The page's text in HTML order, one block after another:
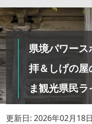
県境パワー
拝＆しげの
ま観光県民ラ
更新日: 2026年02月18日